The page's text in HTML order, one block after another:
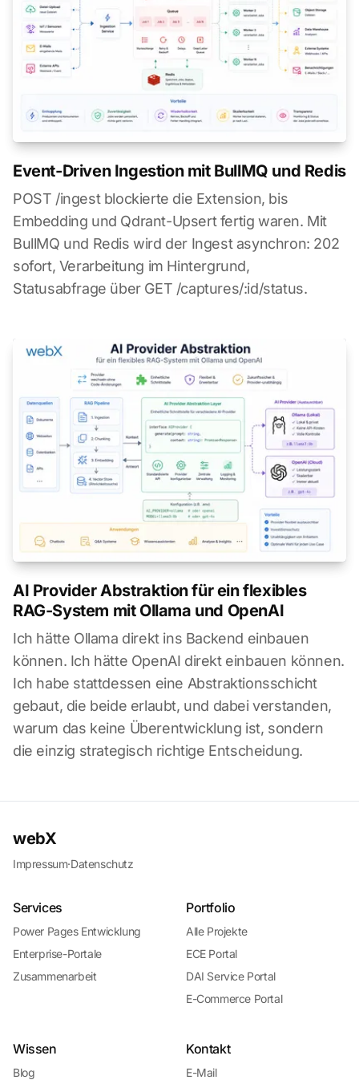
Event-Driven Ingestion mit BullMQ und Redis
POST /ingest blockierte die Extension, bis
Embedding und Qdrant-Upsert fertig waren. Mit
BullMQ und Redis wird der Ingest asynchron: 202
sofort, Verarbeitung im Hintergrund,
Statusabfrage über GET /captures/:id/status.
AI Provider Abstraktion für ein flexibles
RAG-System mit Ollama und OpenAI
Ich hätte Ollama direkt ins Backend einbauen
können. Ich hätte OpenAI direkt einbauen können.
Ich habe stattdessen eine Abstraktionsschicht
gebaut, die beide erlaubt, und dabei verstanden,
warum das keine Überentwicklung ist, sondern
die einzig strategisch richtige Entscheidung.
webX
Impressum·Datenschutz
Services
Power Pages Entwicklung
Enterprise-Portale
Zusammenarbeit
Portfolio
Alle Projekte
ECE Portal
DAI Service Portal
E-Commerce Portal
Wissen
Blog
Kontakt
E-Mail